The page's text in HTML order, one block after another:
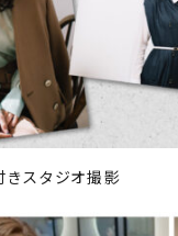
きスタジオ撮影